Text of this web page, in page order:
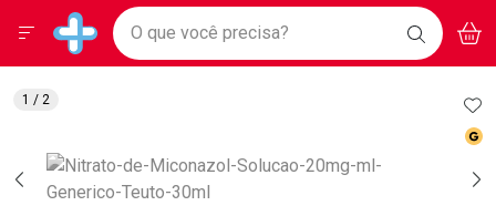
Drogarias Pacheco
Baixe nosso APP e aproveite Ofertas Exclusivas!
BAIXE
O APP
Ir direto para a home
pela página
Ir direto para o conteúdo
Ir direto para a busca
Ir direto para a conta
Ir direto para a notificações
Ir direto para o carrinho
Ir direto para o menu
Faça a sua busca
O que você precisa? BUSCAR
Menu
1 / 2